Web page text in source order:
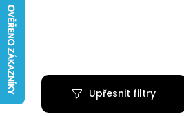
Světla skladem
Upřesnit filtry